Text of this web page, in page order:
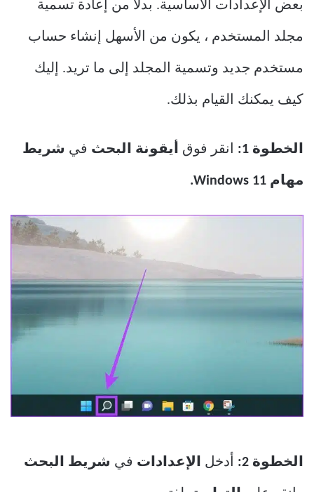
بعض الإعدادات الأساسية. بدلاً من إعادة تسمية
مجلد المستخدم ، يكون من الأسهل إنشاء حساب
مستخدم جديد وتسمية المجلد إلى ما تريد. إليك
كيف يمكنك القيام بذلك.
الخطوة 1: انقر فوق أيقونة البحث في شريط
مهام Windows 11.
الخطوة 2: أدخل الإعدادات في شريط البحث